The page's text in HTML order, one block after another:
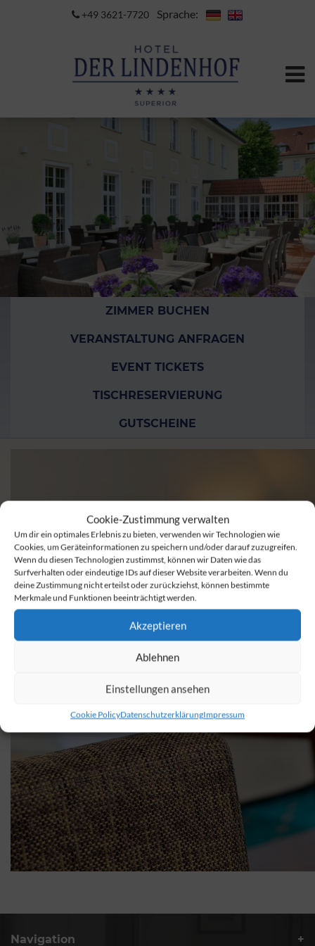
Cookie-Zustimmung verwalten
Um dir ein optimales Erlebnis zu bieten, verwenden wir Technologien wie
Cookies, um Geräteinformationen zu speichern und/oder darauf zuzugreifen.
Wenn du diesen Technologien zustimmst, können wir Daten wie das
Surfverhalten oder eindeutige IDs auf dieser Website verarbeiten. Wenn du
deine Zustimmung nicht erteilst oder zurückziehst, können bestimmte
Merkmale und Funktionen beeinträchtigt werden.
Akzeptieren
Ablehnen
Einstellungen ansehen
Cookie PolicyDatenschutzerklärungImpressum
+49 3621-7720 Sprache:
ZIMMER BUCHEN
VERANSTALTUNG ANFRAGEN
EVENT TICKETS
TISCHRESERVIERUNG
GUTSCHEINE
Navigation